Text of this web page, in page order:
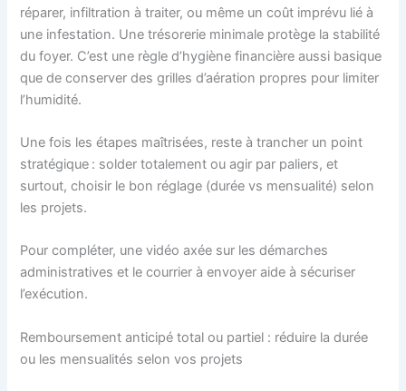
réparer, infiltration à traiter, ou même un coût imprévu lié à
une infestation. Une trésorerie minimale protège la stabilité
du foyer. C’est une règle d’hygiène financière aussi basique
que de conserver des grilles d’aération propres pour limiter
l’humidité.
Une fois les étapes maîtrisées, reste à trancher un point
stratégique : solder totalement ou agir par paliers, et
surtout, choisir le bon réglage (durée vs mensualité) selon
les projets.
Pour compléter, une vidéo axée sur les démarches
administratives et le courrier à envoyer aide à sécuriser
l’exécution.
Remboursement anticipé total ou partiel : réduire la durée
ou les mensualités selon vos projets